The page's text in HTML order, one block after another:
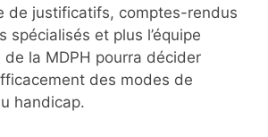
de justificatifs, comptes-rendus
spécialisés et plus l’équipe
de la MDPH pourra décider
des modes de
handicap.